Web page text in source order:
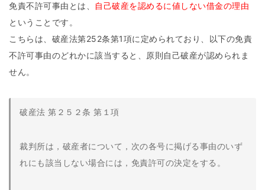
免責不許可事由とは、
自己破産を認めるに値しない借金の理由
ということです。
こちらは、破産法第252条第1項に定められており、以下の免責
不許可事由のどれかに該当すると、原則自己破産が認められま
せん。
破産法 第２５２条 第１項
裁判所は，破産者について，次の各号に掲げる事由のいず
れにも該当しない場合には，免責許可の決定をする。